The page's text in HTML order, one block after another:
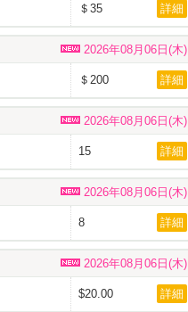
＄35 詳細
2026年08月06日(木)
＄200 詳細
2026年08月06日(木)
15 詳細
2026年08月06日(木)
8 詳細
2026年08月06日(木)
$20.00 詳細